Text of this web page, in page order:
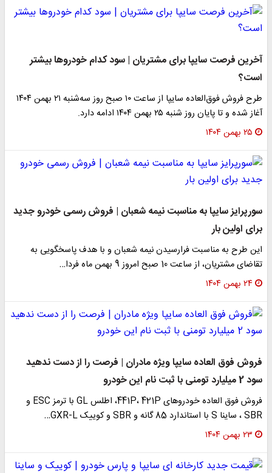
آخرین فرصت سایپا برای مشتریان | سود کدام خودروها بیشتر
است؟
طرح فروش فوق‌العاده سایپا از ساعت ۱۰ صبح روز سه‌شنبه ۲۱ بهمن ۱۴۰۴
آغاز شده و تا پایان روز شنبه ۲۵ بهمن ۱۴۰۴ ادامه دارد.
۲۵ بهمن ۱۴۰۴
سورپرایز سایپا به مناسبت نیمه شعبان | فروش رسمی خودرو جدید
برای اولین بار
این طرح به مناسبت فرارسیدن نیمه شعبان و با هدف پاسخگویی به
تقاضای مشتریان، از ساعت 10 صبح امروز 9 بهمن ماه فردا…
۲۴ بهمن ۱۴۰۴
فروش فوق العاده سایپا ویژه مادران | فرصت را از دست ندهید
سود 2 میلیارد تومنی با ثبت نام این خودرو
فروش فوق العاده خودروهای 441P، 421P، اطلس GL با ترمز ESC و
SBR ، ساینا S با استاندارد 85 گانه و SBR و کوییک GXR-L…
۲۳ بهمن ۱۴۰۴